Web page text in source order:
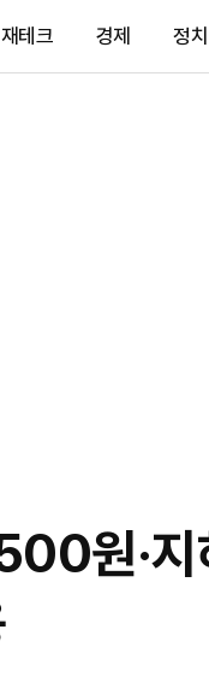
재테크 경제 정치
원·